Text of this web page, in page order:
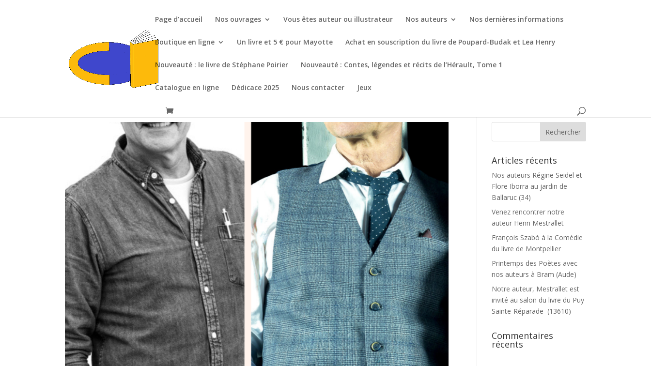
Page d’accueil Nos ouvrages Vous êtes auteur ou illustrateur Nos auteurs Nos dernières informations
Boutique en ligne Un livre et 5 € pour Mayotte Achat en souscription du livre de Poupard-Budak et Lea Henry
Nouveauté : le livre de Stéphane Poirier Nouveauté : Contes, légendes et récits de l’Hérault, Tome 1
Catalogue en ligne Dédicace 2025 Nous contacter Jeux
Articles récents
Nos auteurs Régine Seidel et
Flore Iborra au jardin de
Ballaruc (34)
Venez rencontrer notre
auteur Henri Mestrallet
François Szabó à la Comédie
du livre de Montpellier
Printemps des Poètes avec
nos auteurs à Bram (Aude)
Notre auteur, Mestrallet est
invité au salon du livre du Puy
Sainte-Réparade (13610)
Commentaires
récents